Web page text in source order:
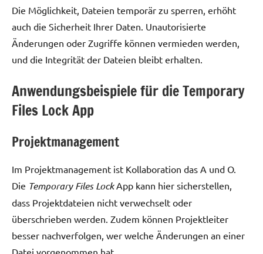
Die Möglichkeit, Dateien temporär zu sperren, erhöht
auch die Sicherheit Ihrer Daten. Unautorisierte
Änderungen oder Zugriffe können vermieden werden,
und die Integrität der Dateien bleibt erhalten.
Anwendungsbeispiele für die Temporary
Files Lock App
Projektmanagement
Im Projektmanagement ist Kollaboration das A und O.
Die Temporary Files LockApp kann hier sicherstellen,
dass Projektdateien nicht verwechselt oder
überschrieben werden. Zudem können Projektleiter
besser nachverfolgen, wer welche Änderungen an einer
Datei vorgenommen hat.